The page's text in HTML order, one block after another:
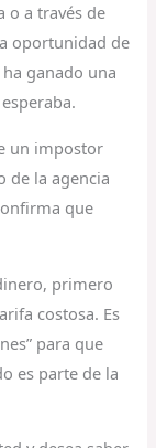
o a través de
oportunidad de
ganado una
un impostor
de la agencia
que
primero
costosa. Es
para que
es parte de la